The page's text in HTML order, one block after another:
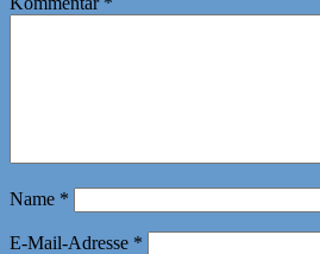
Name *
E-Mail-Adresse *